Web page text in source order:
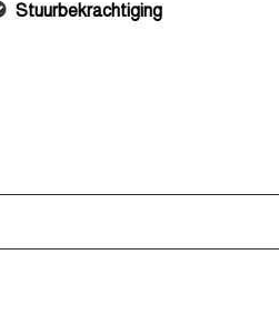
Stuurbekrachtiging